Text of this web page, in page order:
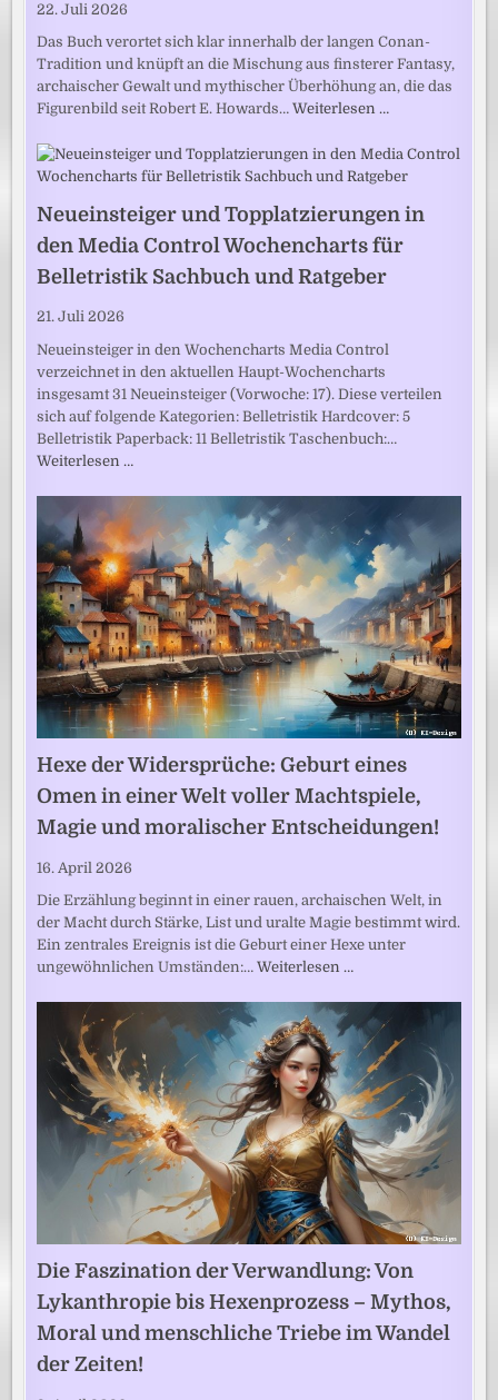
22. Juli 2026
Das Buch verortet sich klar innerhalb der langen Conan-
Tradition und knüpft an die Mischung aus finsterer Fantasy,
archaischer Gewalt und mythischer Überhöhung an, die das
Figurenbild seit Robert E. Howards…Weiterlesen …
Neueinsteiger und Topplatzierungen in
den Media Control Wochencharts für
Belletristik Sachbuch und Ratgeber
21. Juli 2026
Neueinsteiger in den Wochencharts Media Control
verzeichnet in den aktuellen Haupt-Wochencharts
insgesamt 31 Neueinsteiger (Vorwoche: 17). Diese verteilen
sich auf folgende Kategorien: Belletristik Hardcover: 5
Belletristik Paperback: 11 Belletristik Taschenbuch:…
Weiterlesen …
Hexe der Widersprüche: Geburt eines
Omen in einer Welt voller Machtspiele,
Magie und moralischer Entscheidungen!
16. April 2026
Die Erzählung beginnt in einer rauen, archaischen Welt, in
der Macht durch Stärke, List und uralte Magie bestimmt wird.
Ein zentrales Ereignis ist die Geburt einer Hexe unter
ungewöhnlichen Umständen:…Weiterlesen …
Die Faszination der Verwandlung: Von
Lykanthropie bis Hexenprozess – Mythos,
Moral und menschliche Triebe im Wandel
der Zeiten!